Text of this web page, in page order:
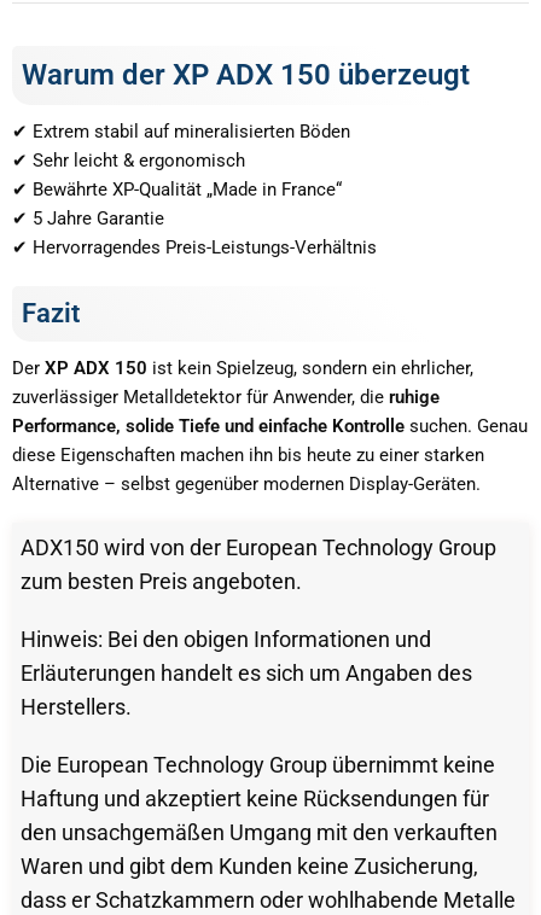
Warum der XP ADX 150 überzeugt
✔ Extrem stabil auf mineralisierten Böden
✔ Sehr leicht & ergonomisch
✔ Bewährte XP-Qualität „Made in France“
✔ 5 Jahre Garantie
✔ Hervorragendes Preis-Leistungs-Verhältnis
Fazit
Der XP ADX 150 ist kein Spielzeug, sondern ein ehrlicher,
zuverlässiger Metalldetektor für Anwender, die ruhige
Performance, solide Tiefe und einfache Kontrolle suchen. Genau
diese Eigenschaften machen ihn bis heute zu einer starken
Alternative – selbst gegenüber modernen Display-Geräten.
ADX150 wird von der European Technology Group
zum besten Preis angeboten.
Hinweis: Bei den obigen Informationen und
Erläuterungen handelt es sich um Angaben des
Herstellers.
Die European Technology Group übernimmt keine
Haftung und akzeptiert keine Rücksendungen für
den unsachgemäßen Umgang mit den verkauften
Waren und gibt dem Kunden keine Zusicherung,
dass er Schatzkammern oder wohlhabende Metalle